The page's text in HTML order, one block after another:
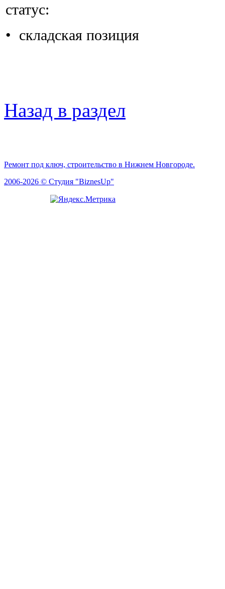
статус:
• складская позиция
Назад в раздел
Ремонт под ключ, строительство в Нижнем Новгороде.
2006-2026 © Студия "BiznesUp"